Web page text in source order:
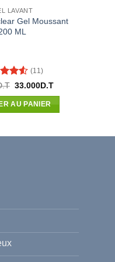
LAVANT
Gel Moussant
ML
4.55
(11)
Le
initial
était :
33.000D.TLe
AU PANIER